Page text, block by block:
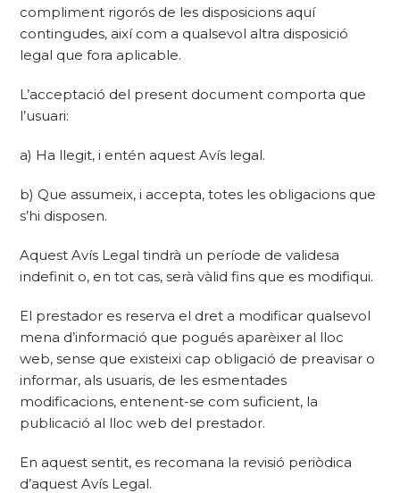
compliment rigorós de les disposicions aquí
contingudes, així com a qualsevol altra disposició
legal que fora aplicable.
L’acceptació del present document comporta que
l’usuari:
a) Ha llegit, i entén aquest Avís legal.
b) Que assumeix, i accepta, totes les obligacions que
s’hi disposen.
Aquest Avís Legal tindrà un període de validesa
indefinit o, en tot cas, serà vàlid fins que es modifiqui.
El prestador es reserva el dret a modificar qualsevol
mena d’informació que pogués aparèixer al lloc
web, sense que existeixi cap obligació de preavisar o
informar, als usuaris, de les esmentades
modificacions, entenent-se com suficient, la
publicació al lloc web del prestador.
En aquest sentit, es recomana la revisió periòdica
d’aquest Avís Legal.